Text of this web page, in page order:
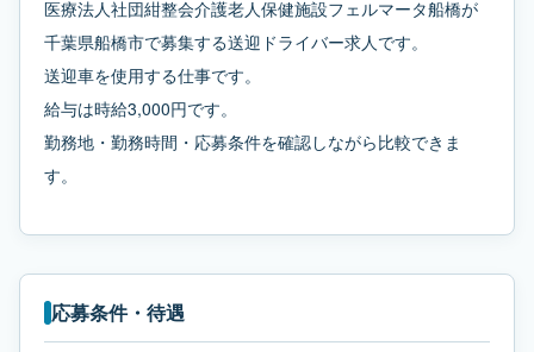
医療法人社団紺整会介護老人保健施設フェルマータ船橋が
千葉県船橋市で募集する送迎ドライバー求人です。
送迎車を使用する仕事です。
給与は時給3,000円です。
勤務地・勤務時間・応募条件を確認しながら比較できま
す。
応募条件・待遇